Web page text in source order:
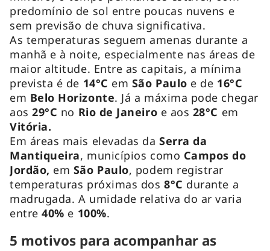
predomínio de sol entre poucas nuvens e
sem previsão de chuva significativa.
As temperaturas seguem amenas durante a
manhã e à noite, especialmente nas áreas de
maior altitude. Entre as capitais, a mínima
prevista é de 14°C em São Paulo e de 16°C
em Belo Horizonte. Já a máxima pode chegar
aos29°C no Rio de Janeiro e aos 28°C em
Vitória.
Em áreas mais elevadas daSerra da
Mantiqueira, municípios como Campos do
Jordão, em São Paulo, podem registrar
temperaturas próximas dos8°C durante a
madrugada. A umidade relativa do ar varia
entre40% e 100%.
5 motivos para acompanhar as